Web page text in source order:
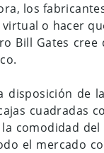
los
o hacer
Bill Gates
disposición de
cuadradas
comodidad del
el mercado